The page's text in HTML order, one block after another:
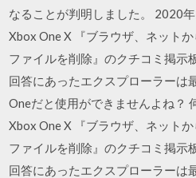
なることが判明しました。 2020
Xbox One X 『ブラウザ、ネット
ファイルを削除』のクチコミ掲示
回答にあったエクスプローラーは
Oneだと使用ができませんよね？
Xbox One X 『ブラウザ、ネット
ファイルを削除』のクチコミ掲示
回答にあったエクスプローラーは